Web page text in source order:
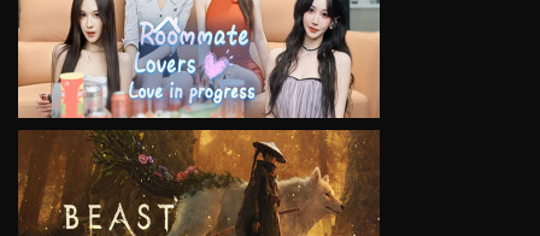
VIEW
VIEW